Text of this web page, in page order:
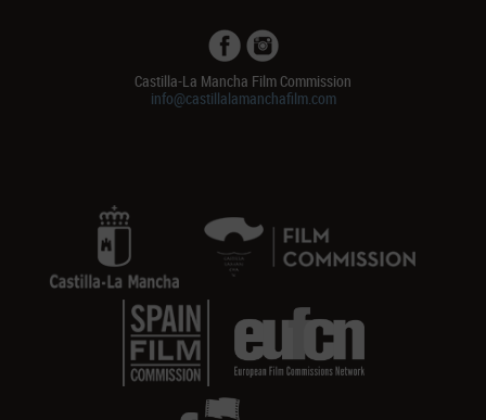
Castilla-La Mancha Film Commission
info@castillalamanchafilm.com